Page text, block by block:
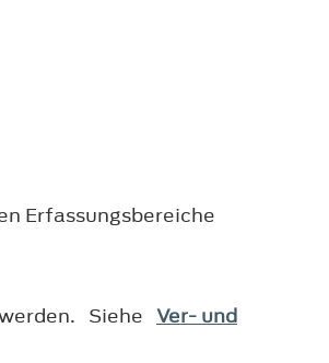
Erfassungsbereiche
Siehe Ver- und